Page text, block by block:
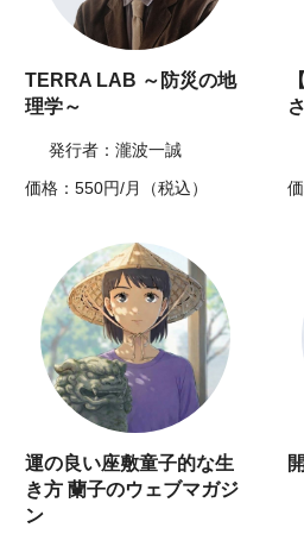
TERRA LAB ～防災の地
理学～
発行者：瀧波一誠
価格：550円/月（税込）
運の良い座敷童子的な生
き方 蘭子のウェブマガジ
ン